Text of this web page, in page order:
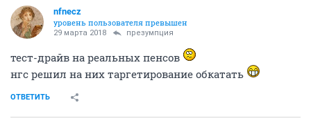
nfnecz
уровень пользователя превышен
29 марта 2018 презумпция
тест-драйв на реальных пенсов
нгс решил на них таргетирование обкатать
ОТВЕТИТЬ